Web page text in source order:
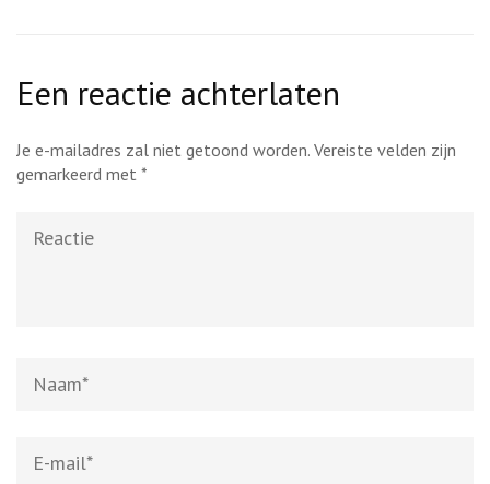
Een reactie achterlaten
Je e-mailadres zal niet getoond worden. Vereiste velden zijn
gemarkeerd met *
mail*